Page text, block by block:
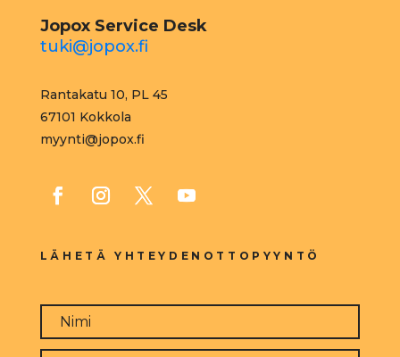
Jopox Service Desk
tuki@jopox.fi
Rantakatu 10, PL 45
67101 Kokkola
myynti@jopox.fi
LÄHETÄ YHTEYDENOTTOPYYNTÖ